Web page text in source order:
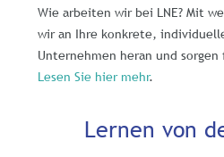
Wie arbeiten wir bei LNE? Mit
wir an Ihre konkrete,
Unternehmen heran und
Lesen Sie hier mehr.
Lernen von